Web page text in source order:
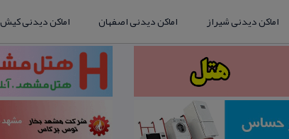
اماکن دیدنی شیراز اماکن دیدنی اصفهان اماکن دیدنی کیش